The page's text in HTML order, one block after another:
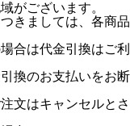
がございます。
きましては、各商品
合は代金引換はご利
換のお支払いをお断
文はキャンセルとさ